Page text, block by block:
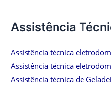
Assistência
Assistência técnica
Assistência técnica
Assistência técnica de